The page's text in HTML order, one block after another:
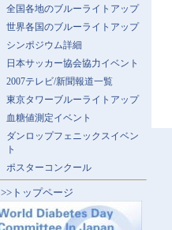
全国各地のブルーライトアップ
世界各国のブルーライトアップ
シンポジウム詳細
日本サッカー協会協力イベント
2007テレビ/新聞報道一覧
東京タワーブルーライトアップ
血糖値測定イベント
ダンロップフェニックスイベン
ト
ポスターコンクール
>>トップページ